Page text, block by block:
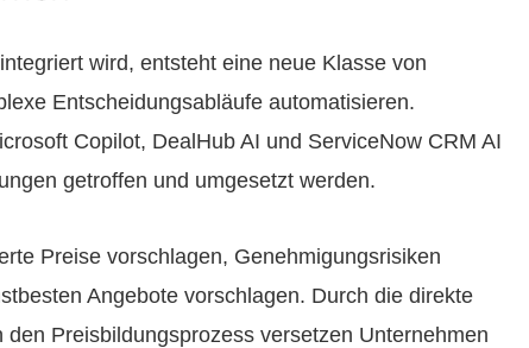
wird, entsteht eine neue Klasse von
Entscheidungsabläufe automatisieren.
Copilot, DealHub AI und ServiceNow CRM AI
getroffen und umgesetzt werden.
Preise vorschlagen, Genehmigungsrisiken
Angebote vorschlagen. Durch die direkte
Preisbildungsprozess versetzen Unternehmen